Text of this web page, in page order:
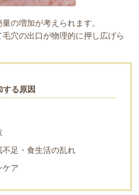
の増加が考えられます。
穴の出口が物理的に押し広げら
する原因
不足・食生活の乱れ
ケア